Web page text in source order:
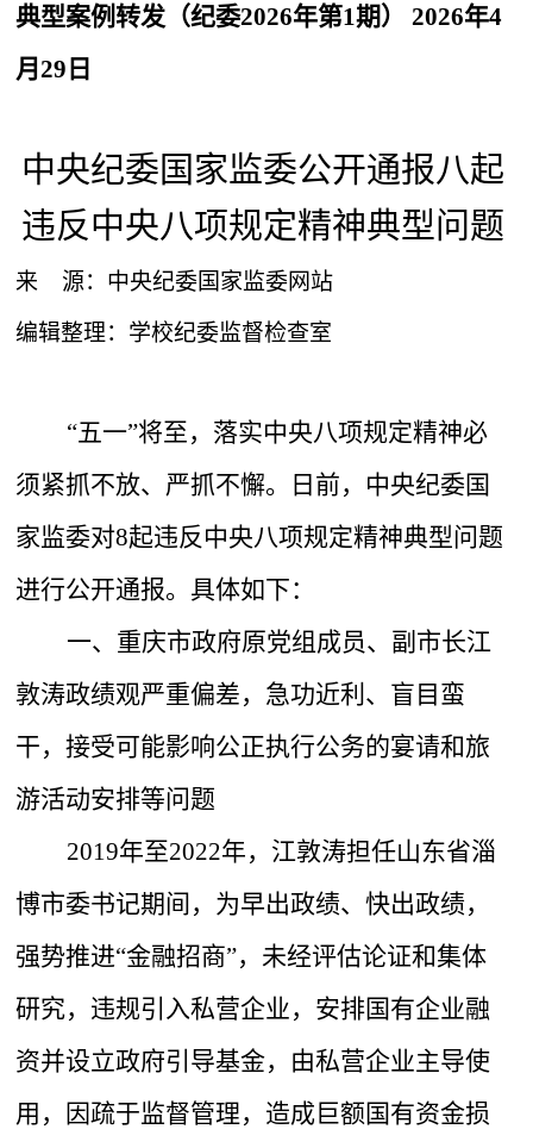
典型案例转发（纪委2026年第1期） 2026年4
月 29 日
中央纪委国家监委公开通报八起
违反中央八项规定精神典型问题
来 源：中央纪委国家监委网站
编辑整理：学校纪委监督检查室
“五一”将至，落实中央八项规定精神必
须紧抓不放、严抓不懈。日前，中央纪委国
家监委对8起违反中央八项规定精神典型问题
进行公开通报。具体如下：
一、重庆市政府原党组成员、副市长江
敦涛政绩观严重偏差，急功近利、盲目蛮
干，接受可能影响公正执行公务的宴请和旅
游活动安排等问题
2019年至2022年，江敦涛担任山东省淄
博市委书记期间，为早出政绩、快出政绩，
强势推进“金融招商”，未经评估论证和集体
研究，违规引入私营企业，安排国有企业融
资并设立政府引导基金，由私营企业主导使
用，因疏于监督管理，造成巨额国有资金损